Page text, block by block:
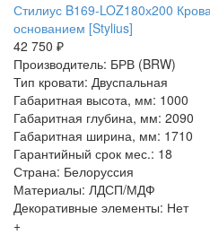
Стилиус B169-LOZ180х200
основанием [Stylius]
42 750 ₽
Производитель: БРВ (BRW)
Тип кровати: Двуспальная
Габаритная высота, мм: 1000
Габаритная глубина, мм: 2090
Габаритная ширина, мм: 1710
Гарантийный срок мес.: 18
Страна: Белоруссия
Материалы: ЛДСП/МДФ
Декоративные элементы: Нет
+